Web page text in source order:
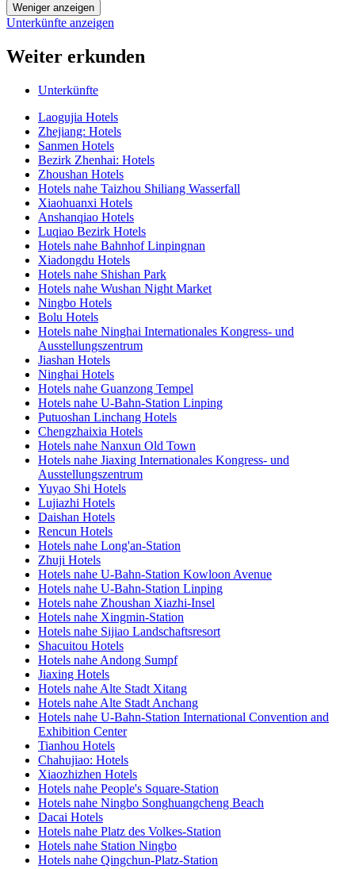
Weniger anzeigen
Unterkünfte anzeigen
Weiter erkunden
Unterkünfte
Laogujia Hotels
Zhejiang: Hotels
Sanmen Hotels
Bezirk Zhenhai: Hotels
Zhoushan Hotels
Hotels nahe Taizhou Shiliang Wasserfall
Xiaohuanxi Hotels
Anshanqiao Hotels
Luqiao Bezirk Hotels
Hotels nahe Bahnhof Linpingnan
Xiadongdu Hotels
Hotels nahe Shishan Park
Hotels nahe Wushan Night Market
Ningbo Hotels
Bolu Hotels
Hotels nahe Ninghai Internationales Kongress- und
Ausstellungszentrum
Jiashan Hotels
Ninghai Hotels
Hotels nahe Guanzong Tempel
Hotels nahe U-Bahn-Station Linping
Putuoshan Linchang Hotels
Chengzhaixia Hotels
Hotels nahe Nanxun Old Town
Hotels nahe Jiaxing Internationales Kongress- und
Ausstellungszentrum
Yuyao Shi Hotels
Lujiazhi Hotels
Daishan Hotels
Rencun Hotels
Hotels nahe Long'an-Station
Zhuji Hotels
Hotels nahe U-Bahn-Station Kowloon Avenue
Hotels nahe U-Bahn-Station Linping
Hotels nahe Zhoushan Xiazhi-Insel
Hotels nahe Xingmin-Station
Hotels nahe Sijiao Landschaftsresort
Shacuitou Hotels
Hotels nahe Andong Sumpf
Jiaxing Hotels
Hotels nahe Alte Stadt Xitang
Hotels nahe Alte Stadt Anchang
Hotels nahe U-Bahn-Station International Convention and
Exhibition Center
Tianhou Hotels
Chahujiao: Hotels
Xiaozhizhen Hotels
Hotels nahe People's Square-Station
Hotels nahe Ningbo Songhuangcheng Beach
Dacai Hotels
Hotels nahe Platz des Volkes-Station
Hotels nahe Station Ningbo
Hotels nahe Qingchun-Platz-Station